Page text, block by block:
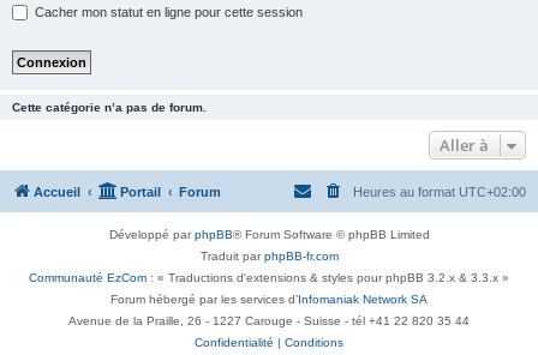
Cacher mon statut en ligne pour cette session
Cette catégorie n’a pas de forum.
Aller à
Accueil Portail Forum Heures au format UTC+02:00
Développé parphpBB® Forum Software © phpBB Limited
Traduit parphpBB-fr.com
Communauté EzCom : « Traductions d'extensions & styles pour phpBB 3.2.x & 3.3.x »
Forum hébergé par les services d’ Infomaniak Network SA
Avenue de la Praille, 26 - 1227 Carouge - Suisse - tél +41 22 820 35 44
Confidentialité
Conditions